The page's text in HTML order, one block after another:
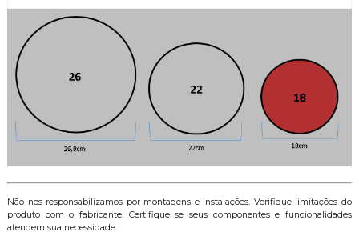
Não nos responsabilizamos por montagens e instalações. Verifique limitações do
produto com o fabricante. Certifique se seus componentes e funcionalidades
atendem sua necessidade.